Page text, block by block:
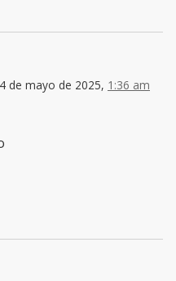
4 de mayo de 2025, 1:36 am